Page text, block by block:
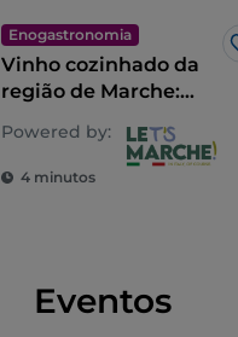
Enogastronomia
Vinho cozinhado da
região de Marche:
Piceno
Powered by:
4 minutos
Eventos